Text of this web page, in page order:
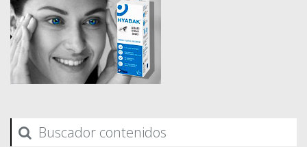
Buscador contenidos